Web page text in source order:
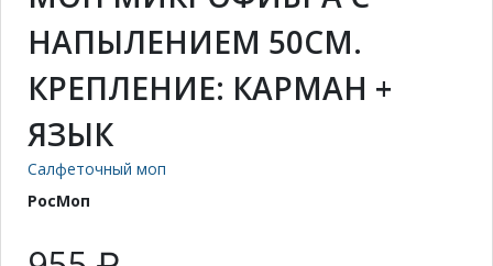
НАПЫЛЕНИЕМ 50СМ.
КРЕПЛЕНИЕ: КАРМАН +
ЯЗЫК
Салфеточный моп
РосМоп